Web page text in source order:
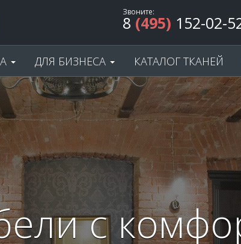
Звоните:
8 (495) 152-02-
ДЛЯ БИЗНЕСА КАТАЛОГ ТКАНЕЙ
с